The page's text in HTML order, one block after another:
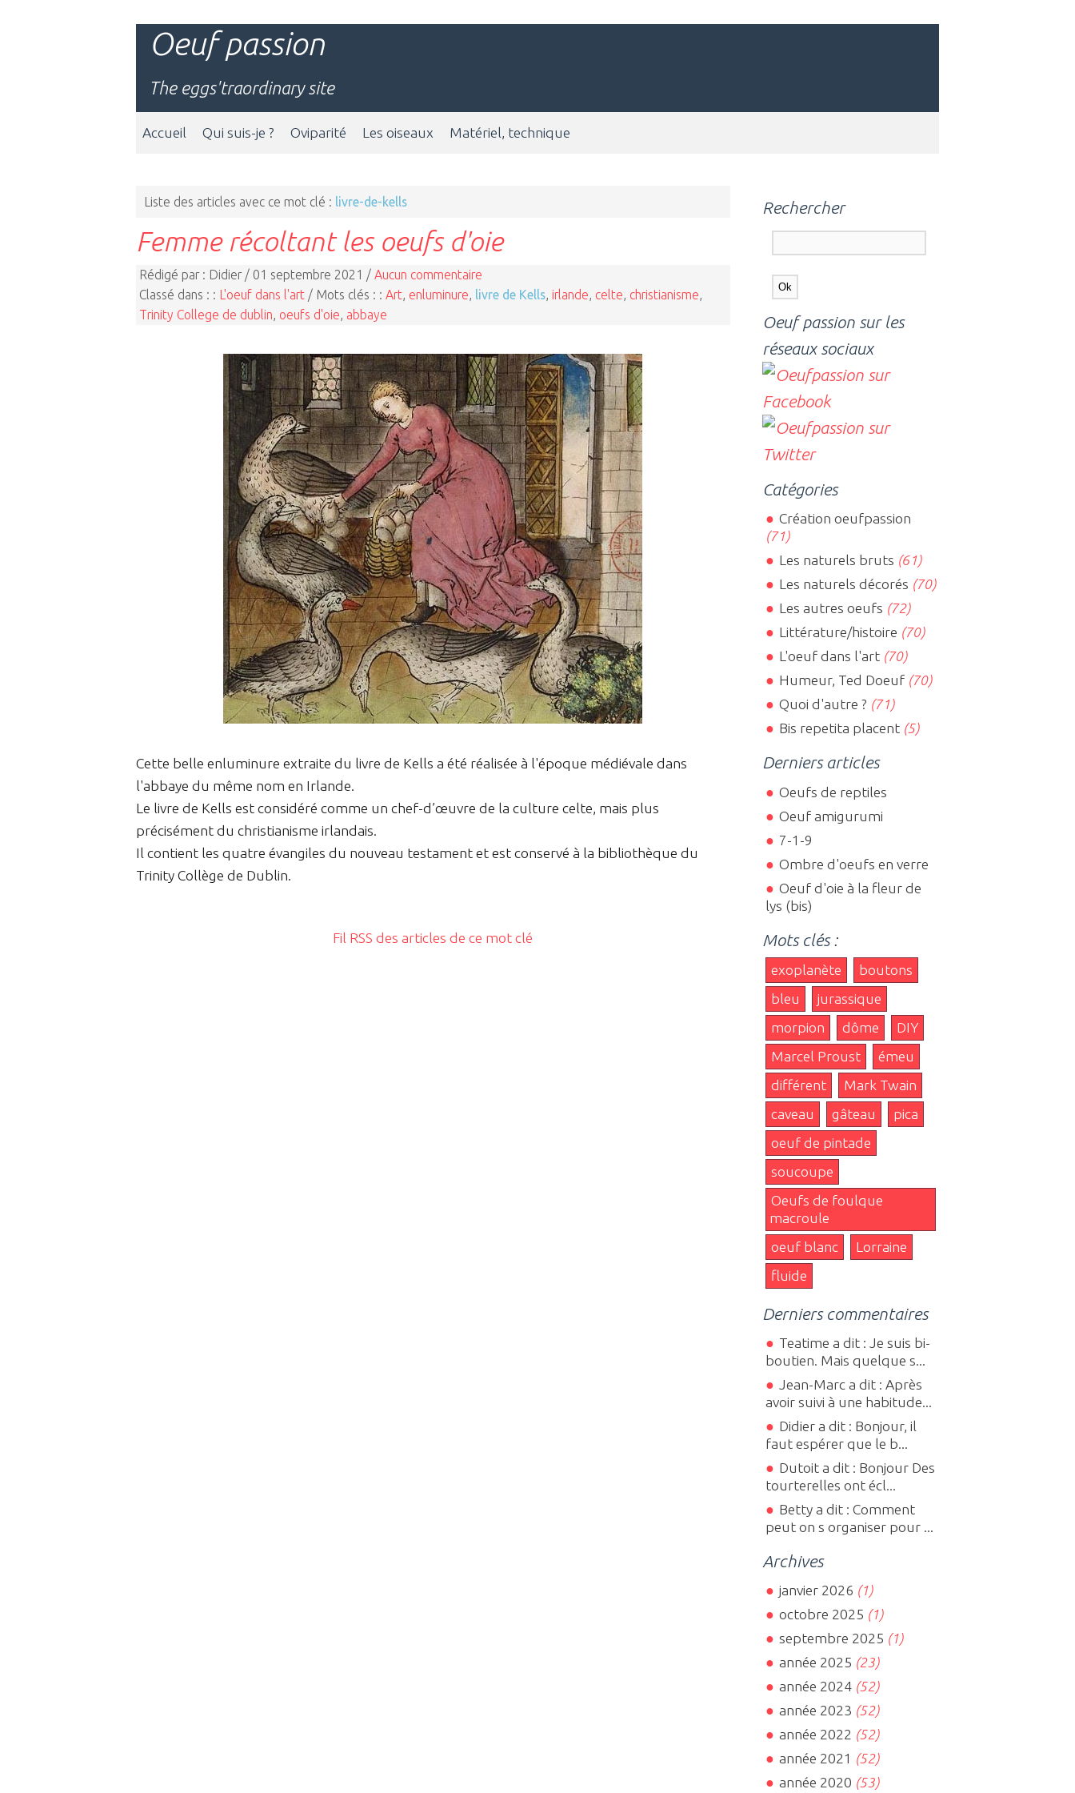
Oeuf passion
The eggs'traordinary site
Accueil Qui suis-je ? Oviparité Les oiseaux Matériel, technique
Liste des articles avec ce mot clé : livre-de-kells
Femme récoltant les oeufs d'oie
Rédigé par : Didier / 01 septembre 2021 / Aucun commentaire
Classé dans : : L'oeuf dans l'art / Mots clés : : Art enluminure livre de Kells irlande celte christianisme
Trinity College de dublin oeufs d'oie abbaye
Cette belle enluminure extraite du livre de Kells a été réalisée à l'époque médiévale dans
l'abbaye du même nom en Irlande.
Le livre de Kells est considéré comme un chef-d’œuvre de la culture celte, mais plus
précisément du christianisme irlandais.
Il contient les quatre évangiles du nouveau testament et est conservé à la bibliothèque du
Trinity Collège de Dublin.
Fil RSS des articles de ce mot clé
Rechercher
Oeuf passion sur les
réseaux sociaux
Catégories
Création oeufpassion
(71)
Les naturels bruts (61)
Les naturels décorés (70)
Les autres oeufs (72)
Littérature/histoire (70)
L'oeuf dans l'art(70)
Humeur, Ted Doeuf(70)
Quoi d'autre ? (71)
Bis repetita placent(5)
Derniers articles
Oeufs de reptiles
Oeuf amigurumi
7-1-9
Ombre d'oeufs en verre
Oeuf d'oie à la fleur de
lys (bis)
Mots clés :
exoplanète
boutons
bleu
jurassique
morpion
dôme
DIY
Marcel Proust
émeu
différent
Mark Twain
caveau
gâteau
pica
oeuf de pintade
soucoupe
Oeufs de foulque
macroule
oeuf blanc
Lorraine
fluide
Derniers commentaires
Teatime a dit : Je suis bi-
boutien. Mais quelque s...
Jean-Marc a dit : Après
avoir suivi à une habitude...
Didier a dit : Bonjour, il
faut espérer que le b...
Dutoit a dit : Bonjour Des
tourterelles ont écl...
Betty a dit : Comment
peut on s organiser pour ...
Archives
janvier 2026 (1)
octobre 2025 (1)
septembre 2025 (1)
année 2025 (23)
année 2024(52)
année 2023 (52)
année 2022 (52)
année 2021 (52)
année 2020 (53)